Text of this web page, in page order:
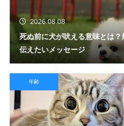
2026.08.08
死ぬ前に犬が吠える意味とは
伝えたいメッセージ
年齢